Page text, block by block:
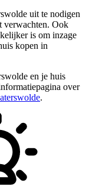
uit te nodigen
verwachten. Ook
is om inzage
kopen in
en je huis
over
.